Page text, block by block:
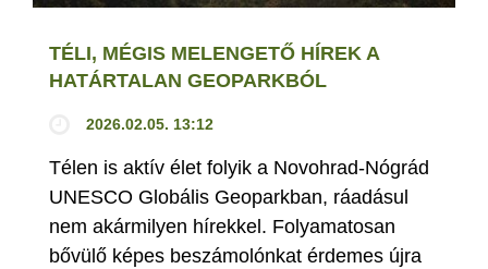
TÉLI, MÉGIS MELENGETŐ HÍREK A
HATÁRTALAN GEOPARKBÓL
2026.02.05. 13:12
Télen is aktív élet folyik a Novohrad-Nógrád
UNESCO Globális Geoparkban, ráadásul
nem akármilyen hírekkel. Folyamatosan
bővülő képes beszámolónkat érdemes újra